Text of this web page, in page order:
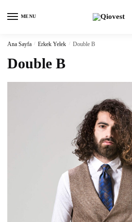
MENU
Ana Sayfa / Erkek Yelek / Double B
Double B